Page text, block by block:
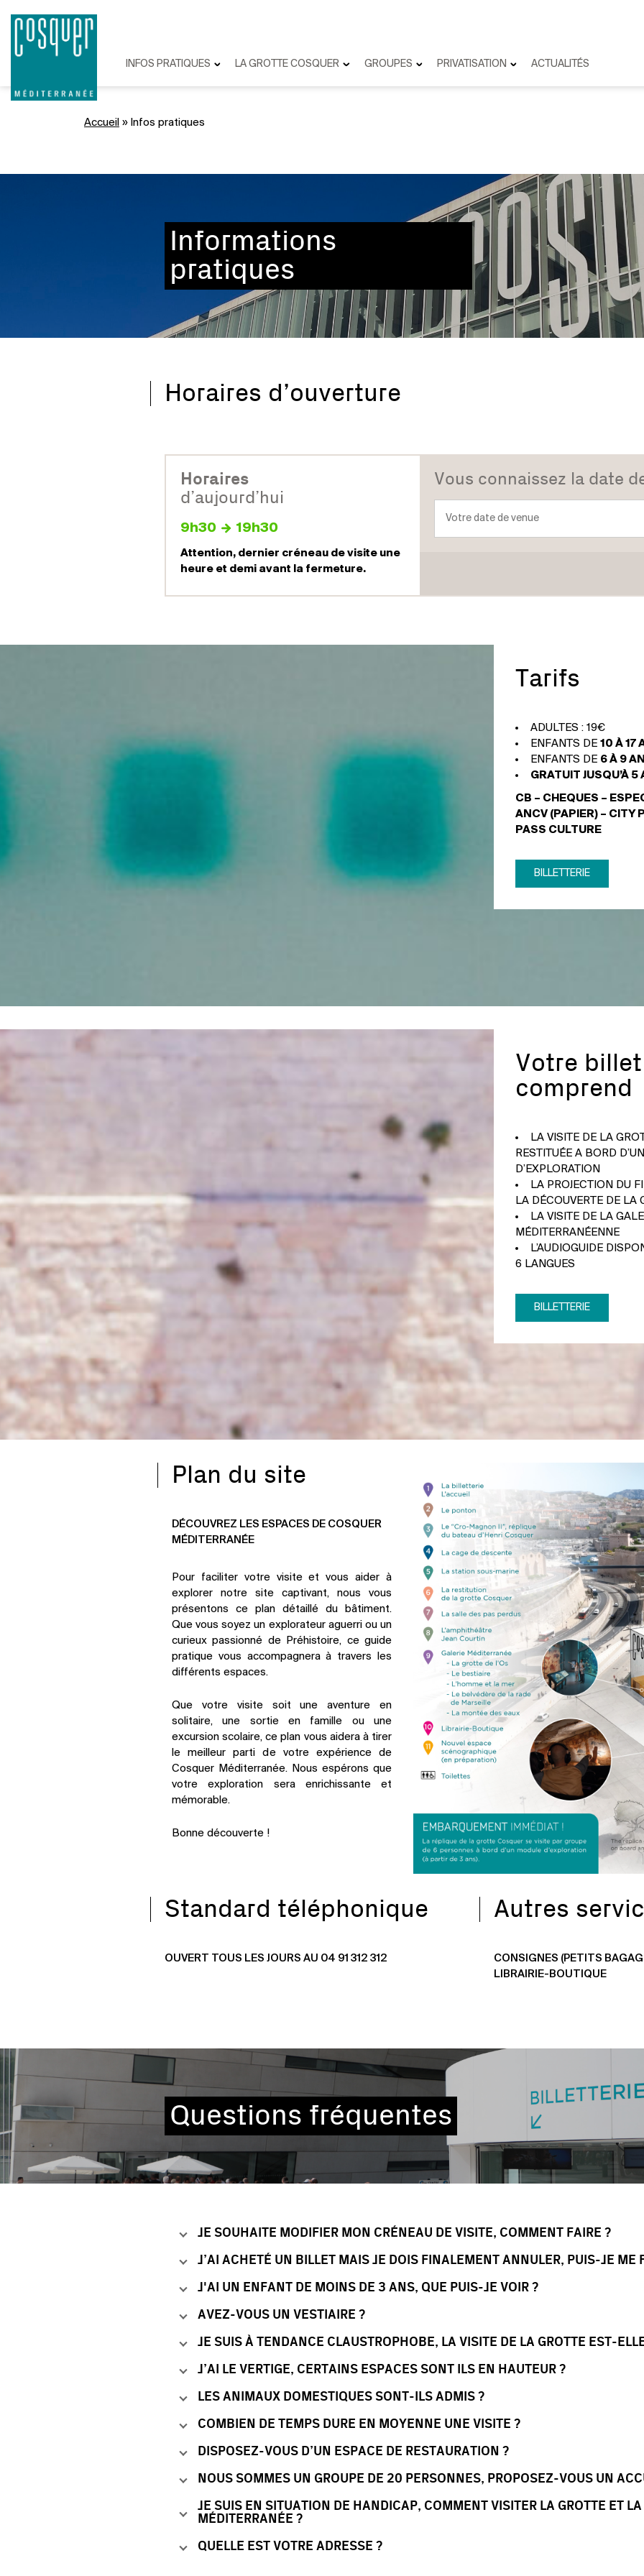
INFOS PRATIQUES LA GROTTE COSQUER GROUPES PRIVATISATION ACTUALITÉS
Accueil » Infos pratiques
Informations
pratiques
Horaires d’ouverture
Horaires
d’aujourd’hui
9h30 19h30
Attention, dernier créneau de visite une
heure et demi avant la fermeture.
Vous connaissez la date
Tarifs
ADULTES : 19€
ENFANTS DE 10 À 17
ENFANTS DE 6 À 9
GRATUIT JUSQU’À 5
CB – CHEQUES –
ANCV (PAPIER) – CITY
PASS CULTURE
BILLETTERIE
Votre billet
comprend
LA VISITE DE LA
RESTITUÉE A BORD
D’EXPLORATION
LA PROJECTION DU
LA DÉCOUVERTE DE LA
LA VISITE DE LA
MÉDITERRANÉENNE
L’AUDIOGUIDE
6 LANGUES
BILLETTERIE
Plan du site
DÉCOUVREZ LES ESPACES DE COSQUER
MÉDITERRANÉE
Pour faciliter votre visite et vous aider à
explorer notre site captivant, nous vous
présentons ce plan détaillé du bâtiment.
Que vous soyez un explorateur aguerri ou un
curieux passionné de Préhistoire, ce guide
pratique vous accompagnera à travers les
différents espaces.
Que votre visite soit une aventure en
solitaire, une sortie en famille ou une
excursion scolaire, ce plan vous aidera à tirer
le meilleur parti de votre expérience de
Cosquer Méditerranée. Nous espérons que
votre exploration sera enrichissante et
mémorable.
Bonne découverte !
Standard téléphonique
OUVERT TOUS LES JOURS AU 04 91 312 312
Autres
CONSIGNES (PETITS
LIBRAIRIE-BOUTIQUE
Questions fréquentes
JE SOUHAITE MODIFIER MON CRÉNEAU DE VISITE, COMMENT FAIRE ?
J’AI ACHETÉ UN BILLET MAIS JE DOIS FINALEMENT ANNULER, PUIS-JE ME
J'AI UN ENFANT DE MOINS DE 3 ANS, QUE PUIS-JE VOIR ?
AVEZ-VOUS UN VESTIAIRE ?
JE SUIS À TENDANCE CLAUSTROPHOBE, LA VISITE DE LA GROTTE EST-
J’AI LE VERTIGE, CERTAINS ESPACES SONT ILS EN HAUTEUR ?
LES ANIMAUX DOMESTIQUES SONT-ILS ADMIS ?
COMBIEN DE TEMPS DURE EN MOYENNE UNE VISITE ?
DISPOSEZ-VOUS D’UN ESPACE DE RESTAURATION ?
NOUS SOMMES UN GROUPE DE 20 PERSONNES, PROPOSEZ-VOUS UN
JE SUIS EN SITUATION DE HANDICAP, COMMENT VISITER LA GROTTE ET
MÉDITERRANÉE ?
QUELLE EST VOTRE ADRESSE ?